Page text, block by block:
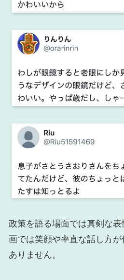
政策を語る場面では真剣な
画では笑顔や率直な話し方が
ありません。